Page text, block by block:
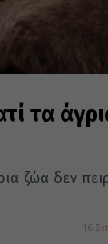
τα
ζώα δεν
16